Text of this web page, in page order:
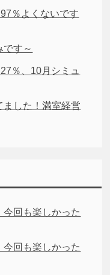
％よくないです
です～
％、10月シミュ
ました！満室経営
回も楽しかった
回も楽しかった